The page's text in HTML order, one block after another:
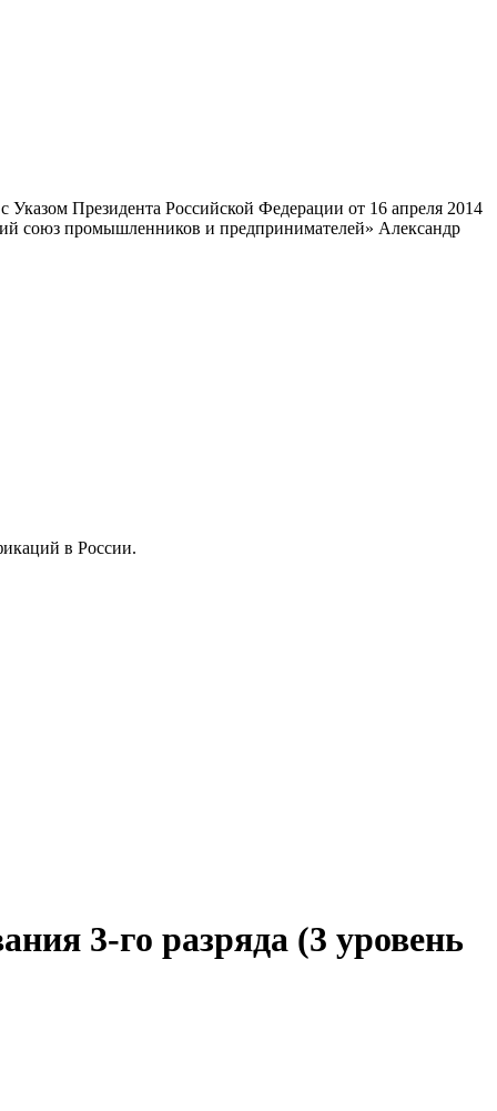
Президента Российской Федерации от 16 апреля 2014
союз промышленников и предпринимателей» Александр
в России.
3-го разряда (3 уровень